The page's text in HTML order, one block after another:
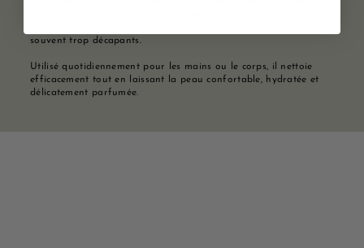
souvent trop décapants.
Utilisé quotidiennement pour les mains ou le corps, il nettoie
efficacement tout en laissant la peau confortable, hydratée et
délicatement parfumée.